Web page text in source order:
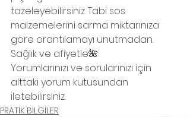
tazeleyebilirsiniz. Tabi sos
malzemelerini sarma miktarınıza
göre orantılamayı unutmadan.
Sağlık ve afiyetle🌺
Yorumlarınızı ve sorularınızı için
alttaki yorum kutusundan
iletebilirsiniz.
PRATİK BİLGİLER